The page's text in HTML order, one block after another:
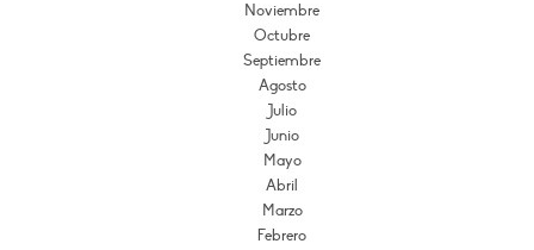
Noviembre
Octubre
Septiembre
Agosto
Julio
Junio
Mayo
Abril
Marzo
Febrero